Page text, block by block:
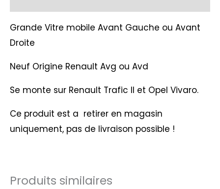
Grande Vitre mobile Avant Gauche ou Avant
Droite
Neuf Origine Renault Avg ou Avd
Se monte sur Renault Trafic II et Opel Vivaro.
Ce produit est a retirer en magasin
uniquement, pas de livraison possible !
Produits similaires